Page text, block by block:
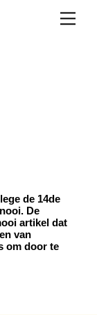
de 14de
De
artikel dat
van
om door te